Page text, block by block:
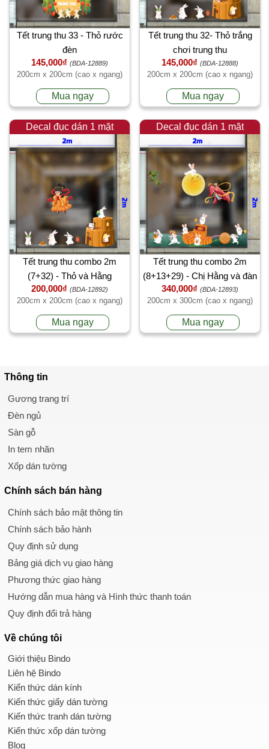
Tết trung thu 33 - Thỏ rước
đèn
145,000₫ (BDA-12889)
200cm x 200cm (cao x ngang)
Mua ngay
Tết trung thu 32- Thỏ trắng
chơi trung thu
145,000₫ (BDA-12888)
200cm x 200cm (cao x ngang)
Mua ngay
Decal đục dán 1 mặt
Tết trung thu combo 2m
(7+32) - Thỏ và Hằng
200,000₫ (BDA-12892)
200cm x 200cm (cao x ngang)
Mua ngay
Decal đục dán 1 mặt
Tết trung thu combo 2m
(8+13+29) - Chị Hằng và đàn
thỏ trắng
340,000₫ (BDA-12893)
200cm x 300cm (cao x ngang)
Mua ngay
Thông tin
Gương trang trí
Đèn ngủ
Sàn gỗ
In tem nhãn
Xốp dán tường
Chính sách bán hàng
Chính sách bảo mật thông tin
Chính sách bảo hành
Quy định sử dụng
Bảng giá dịch vụ giao hàng
Phương thức giao hàng
Hướng dẫn mua hàng và Hình thức thanh toán
Quy định đổi trả hàng
Về chúng tôi
Giới thiệu Bindo
Liên hệ Bindo
Kiến thức dán kính
Kiến thức giấy dán tường
Kiến thức tranh dán tường
Kiến thức xốp dán tường
Blog